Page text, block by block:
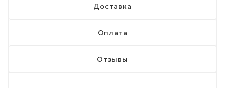
Доставка
Оплата
Отзывы